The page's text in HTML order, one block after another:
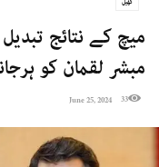
کھیل
میچ کے نتائج
مبشر لقمان کو
June 25, 2024 33